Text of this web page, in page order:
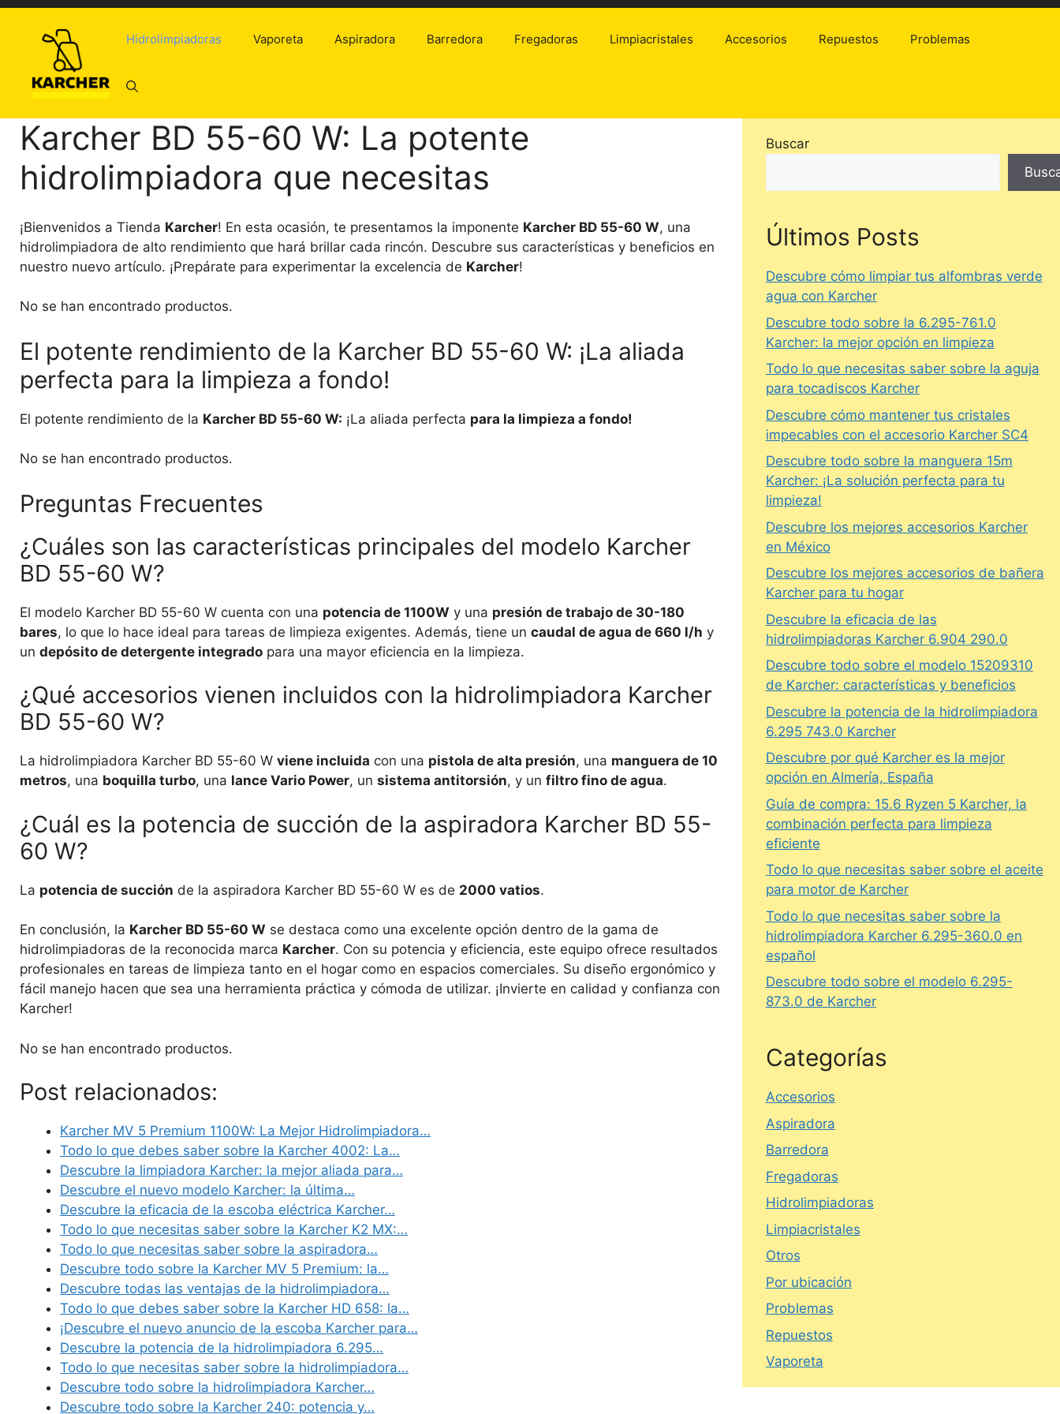
Saltar
contenido
Hidrolimpiadoras Vaporeta Aspiradora Barredora Fregadoras Limpiacristales Accesorios Repuestos Problemas
Karcher BD 55-60 W: La potente
hidrolimpiadora que necesitas
¡Bienvenidos a Tienda Karcher! En esta ocasión, te presentamos la imponente Karcher BD 55-60 W, una
hidrolimpiadora de alto rendimiento que hará brillar cada rincón. Descubre sus características y beneficios en
nuestro nuevo artículo. ¡Prepárate para experimentar la excelencia de Karcher!
No se han encontrado productos.
El potente rendimiento de la Karcher BD 55-60 W: ¡La aliada
perfecta para la limpieza a fondo!
El potente rendimiento de la Karcher BD 55-60 W: ¡La aliada perfecta para la limpieza a fondo!
No se han encontrado productos.
Preguntas Frecuentes
¿Cuáles son las características principales del modelo Karcher
BD 55-60 W?
El modelo Karcher BD 55-60 W cuenta con una potencia de 1100W y una presión de trabajo de 30-180
bares, lo que lo hace ideal para tareas de limpieza exigentes. Además, tiene un caudal de agua de 660 l/h y
un depósito de detergente integrado para una mayor eficiencia en la limpieza.
¿Qué accesorios vienen incluidos con la hidrolimpiadora Karcher
BD 55-60 W?
La hidrolimpiadora Karcher BD 55-60 W viene incluida con una pistola de alta presión, una manguera de 10
metros, una boquilla turbo, una lance Vario Power, un sistema antitorsión, y un filtro fino de agua.
¿Cuál es la potencia de succión de la aspiradora Karcher BD 55-
60 W?
La potencia de succión de la aspiradora Karcher BD 55-60 W es de 2000 vatios.
En conclusión, la Karcher BD 55-60 W se destaca como una excelente opción dentro de la gama de
hidrolimpiadoras de la reconocida marca Karcher. Con su potencia y eficiencia, este equipo ofrece resultados
profesionales en tareas de limpieza tanto en el hogar como en espacios comerciales. Su diseño ergonómico y
fácil manejo hacen que sea una herramienta práctica y cómoda de utilizar. ¡Invierte en calidad y confianza con
Karcher!
No se han encontrado productos.
Post relacionados:
Karcher MV 5 Premium 1100W: La Mejor Hidrolimpiadora…
Todo lo que debes saber sobre la Karcher 4002: La…
Descubre la limpiadora Karcher: la mejor aliada para…
Descubre el nuevo modelo Karcher: la última…
Descubre la eficacia de la escoba eléctrica Karcher…
Todo lo que necesitas saber sobre la Karcher K2 MX:…
Todo lo que necesitas saber sobre la aspiradora…
Descubre todo sobre la Karcher MV 5 Premium: la…
Descubre todas las ventajas de la hidrolimpiadora…
Todo lo que debes saber sobre la Karcher HD 658: la…
¡Descubre el nuevo anuncio de la escoba Karcher para…
Descubre la potencia de la hidrolimpiadora 6.295…
Todo lo que necesitas saber sobre la hidrolimpiadora…
Descubre todo sobre la hidrolimpiadora Karcher…
Descubre todo sobre la Karcher 240: potencia y…
Buscar
Últimos Posts
Descubre cómo limpiar tus alfombras verde
agua con Karcher
Descubre todo sobre la 6.295-761.0
Karcher: la mejor opción en limpieza
Todo lo que necesitas saber sobre la aguja
para tocadiscos Karcher
Descubre cómo mantener tus cristales
impecables con el accesorio Karcher SC4
Descubre todo sobre la manguera 15m
Karcher: ¡La solución perfecta para tu
limpieza!
Descubre los mejores accesorios Karcher
en México
Descubre los mejores accesorios de bañera
Karcher para tu hogar
Descubre la eficacia de las
hidrolimpiadoras Karcher 6.904 290.0
Descubre todo sobre el modelo 15209310
de Karcher: características y beneficios
Descubre la potencia de la hidrolimpiadora
6.295 743.0 Karcher
Descubre por qué Karcher es la mejor
opción en Almería, España
Guía de compra: 15.6 Ryzen 5 Karcher, la
combinación perfecta para limpieza
eficiente
Todo lo que necesitas saber sobre el aceite
para motor de Karcher
Todo lo que necesitas saber sobre la
hidrolimpiadora Karcher 6.295-360.0 en
español
Descubre todo sobre el modelo 6.295-
873.0 de Karcher
Categorías
Accesorios
Aspiradora
Barredora
Fregadoras
Hidrolimpiadoras
Limpiacristales
Otros
Por ubicación
Problemas
Repuestos
Vaporeta